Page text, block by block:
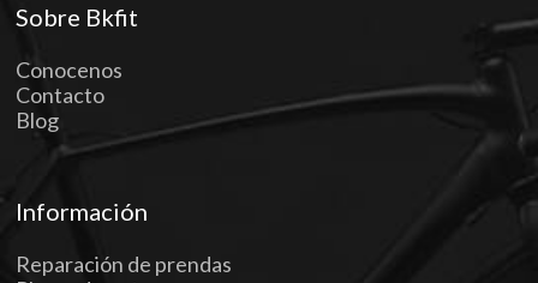
Sobre Bkfit
Conocenos
Contacto
Blog
Información
Reparación de prendas